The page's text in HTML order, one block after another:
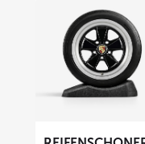
Reifenschoner